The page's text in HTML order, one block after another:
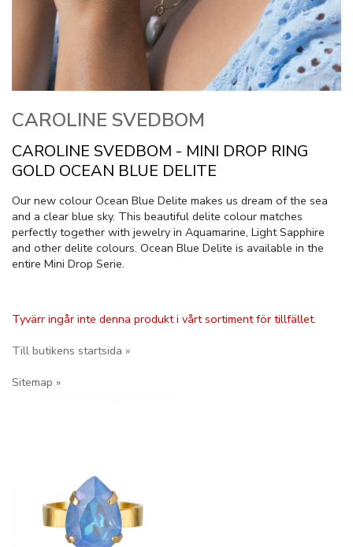
CAROLINE SVEDBOM
CAROLINE SVEDBOM - MINI DROP RING
GOLD OCEAN BLUE DELITE
Our new colour Ocean Blue Delite makes us dream of the sea
and a clear blue sky. This beautiful delite colour matches
perfectly together with jewelry in Aquamarine, Light Sapphire
and other delite colours. Ocean Blue Delite is available in the
entire Mini Drop Serie.
Tyvärr ingår inte denna produkt i vårt sortiment för tillfället.
Till butikens startsida »
Sitemap »